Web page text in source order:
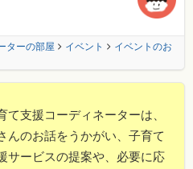
ターの部屋 イベント
イベントのお
て支援コーディネーターは、
んのお話をうかがい、子育て
サービスの提案や、必要に応